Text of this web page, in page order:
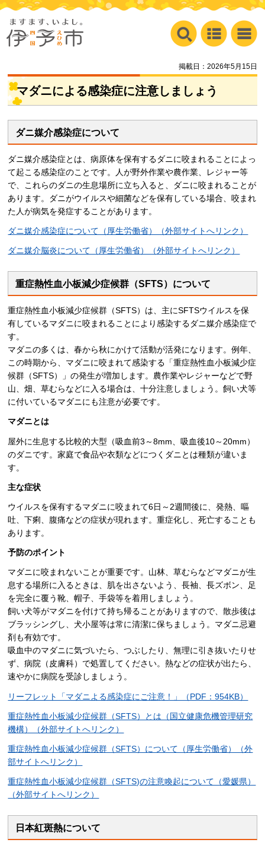
掲載日：2026年5月15日
マダニによる感染症に注意しましょう
ダニ媒介感染症について
ダニ媒介感染症とは、病原体を保有するダニに咬まれることによっ
て起こる感染症のことです。人が野外作業や農作業、レジャー等
で、これらのダニの生息場所に立ち入ると、ダニに咬まれることが
あります。ダニがウイルスや細菌などを保有している場合、咬まれ
た人が病気を発症することがあります。
ダニ媒介感染症について（厚生労働省）（外部サイトへリンク）
ダニ媒介脳炎について（厚生労働省）（外部サイトへリンク）
重症熱性血小板減少症候群（SFTS）について
重症熱性血小板減少症候群（SFTS）は、主にSFTSウイルスを保
有しているマダニに咬まれることにより感染するダニ媒介感染症で
す。
マダニの多くは、春から秋にかけて活動が活発になります。例年、
この時期から、マダニに咬まれて感染する「重症熱性血小板減少症
候群（SFTS）」の発生が増加します。農作業やレジャーなどで野
山、畑、草むらなどに入る場合は、十分注意しましょう。飼い犬等
に付いているマダニにも注意が必要です。
マダニとは
屋外に生息する比較的大型（吸血前3～8mm、吸血後10～20mm）
のダニです。家庭で食品や衣類などにつくダニとは種類が違いま
す。
主な症状
ウイルスを保有するマダニに咬まれて6日～2週間後に、発熱、嘔
吐、下痢、腹痛などの症状が現れます。重症化し、死亡することも
あります。
予防のポイント
マダニに咬まれないことが重要です。山林、草むらなどマダニが生
息する場所に入るときは、肌を出さないよう、長袖、長ズボン、足
を完全に覆う靴、帽子、手袋等を着用しましょう。
飼い犬等がマダニを付けて持ち帰ることがありますので、散歩後は
ブラッシングし、犬小屋等は常に清潔に保ちましょう。マダニ忌避
剤も有効です。
吸血中のマダニに気づいたら、つぶしたり、無理に引き抜いたりせ
ず、病院（皮膚科）で処置してください。熱などの症状が出たら、
速やかに病院を受診しましょう。
リーフレット「マダニよる感染症にご注意！」（PDF：954KB）
重症熱性血小板減少症候群（SFTS）とは（国立健康危機管理研究
機構）（外部サイトへリンク）
重症熱性血小板減少症候群（SFTS）について（厚生労働省）（外
部サイトへリンク）
重症熱性血小板減少症候群（SFTS)の注意喚起について（愛媛県）
（外部サイトへリンク）
日本紅斑熱について